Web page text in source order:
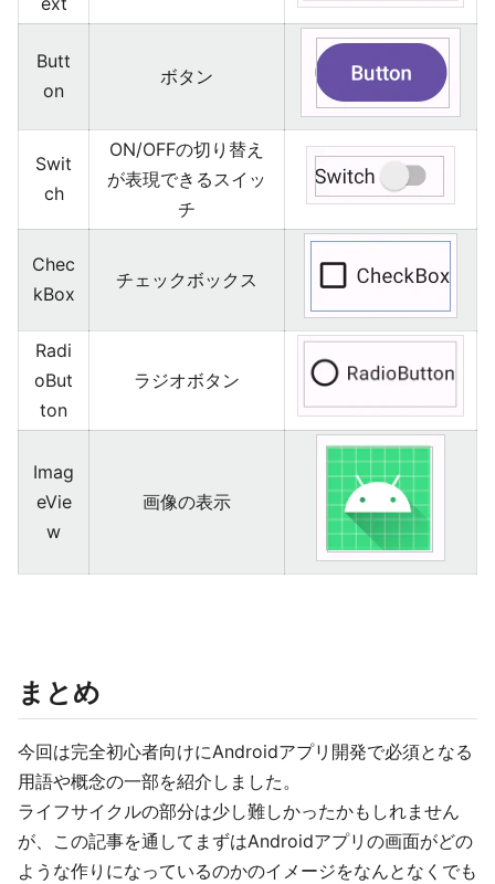
Butt
on
ボタン
Swit
ch
ON/OFFの切り替え
が表現できるスイッ
チ
Chec
kBox
チェックボックス
Radi
oBut
ton
ラジオボタン
Imag
eVie
w
画像の表示
まとめ
今回は完全初心者向けにAndroidアプリ開発で必須となる
用語や概念の一部を紹介しました。
ライフサイクルの部分は少し難しかったかもしれません
が、この記事を通してまずはAndroidアプリの画面がどの
ような作りになっているのかのイメージをなんとなくでも